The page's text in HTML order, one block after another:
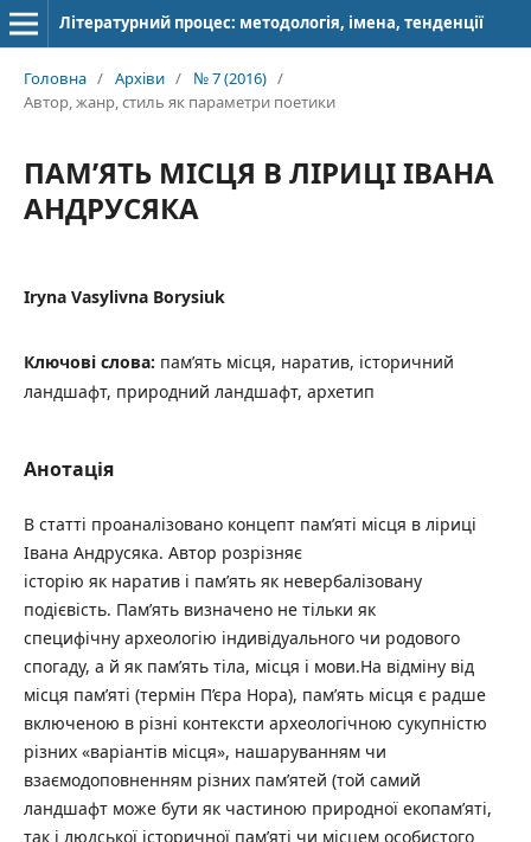
Літературний процес: методологія, імена, тенденції
Головна / Архіви / № 7 (2016) /
Автор, жанр, стиль як параметри поетики
ПАМ’ЯТЬ МІСЦЯ В ЛІРИЦІ ІВАНА
АНДРУСЯКА
Iryna Vasylivna Borysiuk
Ключові слова: пам’ять місця, наратив, історичний
ландшафт, природний ландшафт, архетип
Анотація
В статті проаналізовано концепт пам’яті місця в ліриці
Івана Андрусяка. Автор розрізняє
історію як наратив і пам’ять як невербалізовану
подієвість. Пам’ять визначено не тільки як
специфічну археологію індивідуального чи родового
спогаду, а й як пам’ять тіла, місця і мови.На відміну від
місця пам’яті (термін П’єра Нора), пам’ять місця є радше
включеною в різні контексти археологічною сукупністю
різних «варіантів місця», нашаруванням чи
взаємодоповненням різних пам’ятей (той самий
ландшафт може бути як частиною природної екопам’яті,
так і людської історичної пам’яті чи місцем особистого